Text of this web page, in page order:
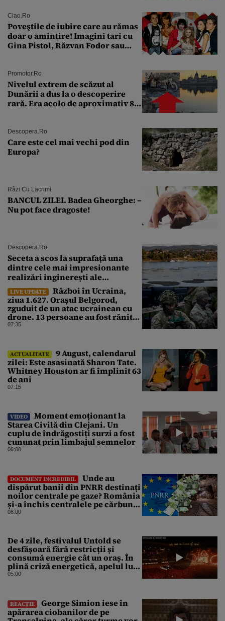
Ciao.ro
Poveştile de iubire care au rămas
doar o amintire! Imagini tari cu
Gina Pistol, Răzvan Fodor sau
Promotor.ro
Nivelul extrem de scăzut al
Dunării a dus la o descoperire
rară. Era acolo de aproximativ 80
Descopera.ro
Care este cel mai vechi pod din
Europa?
Râzi Cu Lacrimi
BANCUL ZILEI. Badea Gheorghe: –
Nu pot face dragoste!
Descopera.ro
Seceta a scos la suprafață una
dintre cele mai impresionante
realizări inginerești ale
Imperiului Roman
LIVE UPDATE
Război în Ucraina,
ziua 1.627. Orașul Belgorod,
zguduit de un atac ucrainean cu
drone. 13 persoane au fost rănite
și mai multe clădiri, incendiate
07:35
ACTUALITATE
9 August, calendarul
zilei: Este asasinată Sharon Tate.
Whitney Houston ar fi împlinit 63
de ani
07:15
VIDEO
Moment emoționant la
Starea Civilă din Clejani. Un
cuplu de îndrăgostiți surzi a fost
cununat prin limbajul semnelor
06:00
DOCUMENT INCREDIBIL
Unde au
dispărut banii din PNRR destinați
noilor centrale pe gaze? România
și-a închis centralele pe cărbune
în ritm galopant, dar nu a pus
06:00
De 4 zile, festivalul Untold se
desfășoară fără restricții și
consumă energie cât un oraș. În
plină criză energetică, apelul lui
Bolojan de economisire a
partid, Emil Boc
05:00
REACȚIE
George Simion iese în
apărarea ciobanilor de pe